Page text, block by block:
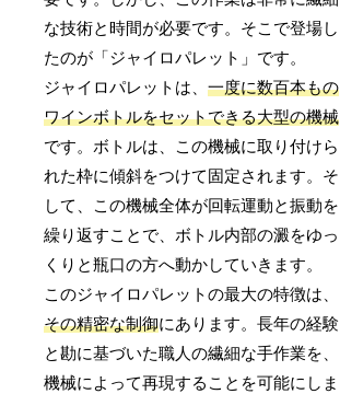
な技術と時間が必要です。そこで登場し
たのが「ジャイロパレット」です。
ジャイロパレットは、一度に数百本もの
ワインボトルをセットできる大型の機械
です。ボトルは、この機械に取り付けら
れた枠に傾斜をつけて固定されます。そ
して、この機械全体が回転運動と振動を
繰り返すことで、ボトル内部の澱をゆっ
くりと瓶口の方へ動かしていきます。
このジャイロパレットの最大の特徴は、
その精密な制御にあります。長年の経験
と勘に基づいた職人の繊細な手作業を、
機械によって再現することを可能にしま